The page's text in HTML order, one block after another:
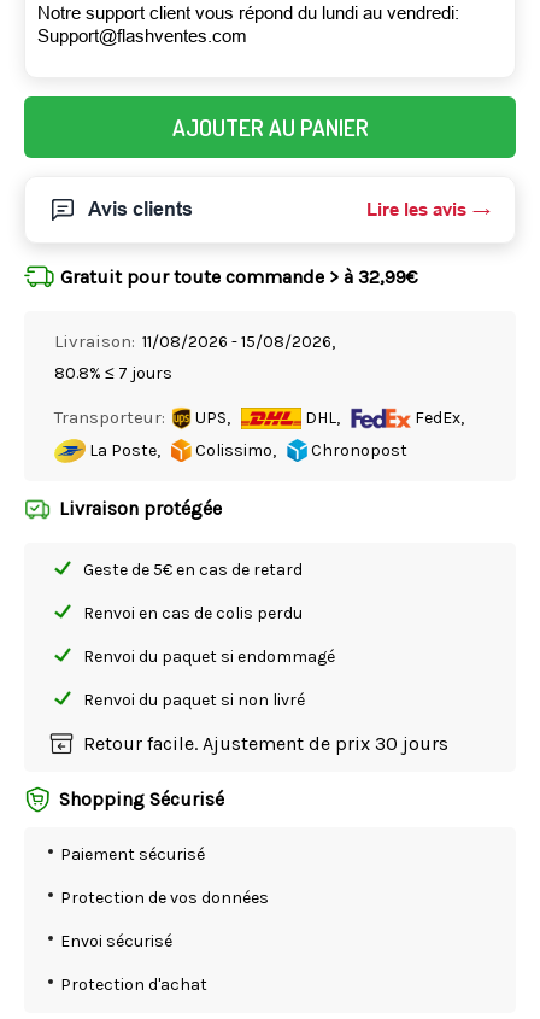
Notre support client vous répond du lundi au vendredi:
Support@flashventes.com
AJOUTER AU PANIER
Avis clients Lire les avis
Gratuit pour toute commande > à 32,99€
Livraison: 11/08/2026 - 15/08/2026,
80.8% ≤ 7 jours
Transporteur: UPS, DHL,
FedEx,
La Poste,
Colissimo, Chronopost
Livraison protégée
Geste de 5€ en cas de retard
Renvoi en cas de colis perdu
Renvoi du paquet si endommagé
Renvoi du paquet si non livré
Retour facile. Ajustement de prix 30 jours
Shopping Sécurisé
Paiement sécurisé
Protection de vos données
Envoi sécurisé
Protection d'achat